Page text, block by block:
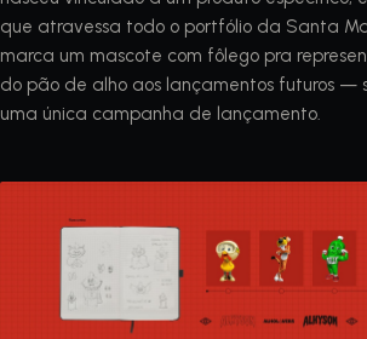
que atravessa todo o portfólio da Santa
marca um mascote com fôlego pra
do pão de alho aos lançamentos futuros —
uma única campanha de lançamento.